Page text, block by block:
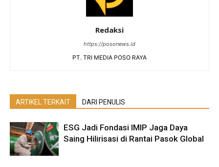
Redaksi
https://posonews.id
PT. TRI MEDIA POSO RAYA
ARTIKEL TERKAIT DARI PENULIS
ESG Jadi Fondasi IMIP Jaga Daya
Saing Hilirisasi di Rantai Pasok Global